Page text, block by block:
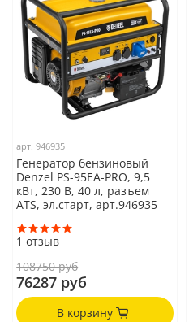
арт.946935
Генератор бензиновый
Denzel PS-95EA-PRO, 9,5
кВт, 230 В, 40 л, разъем
ATS, эл.старт, арт.946935
1 отзыв
108750 руб
76287 руб
В корзину